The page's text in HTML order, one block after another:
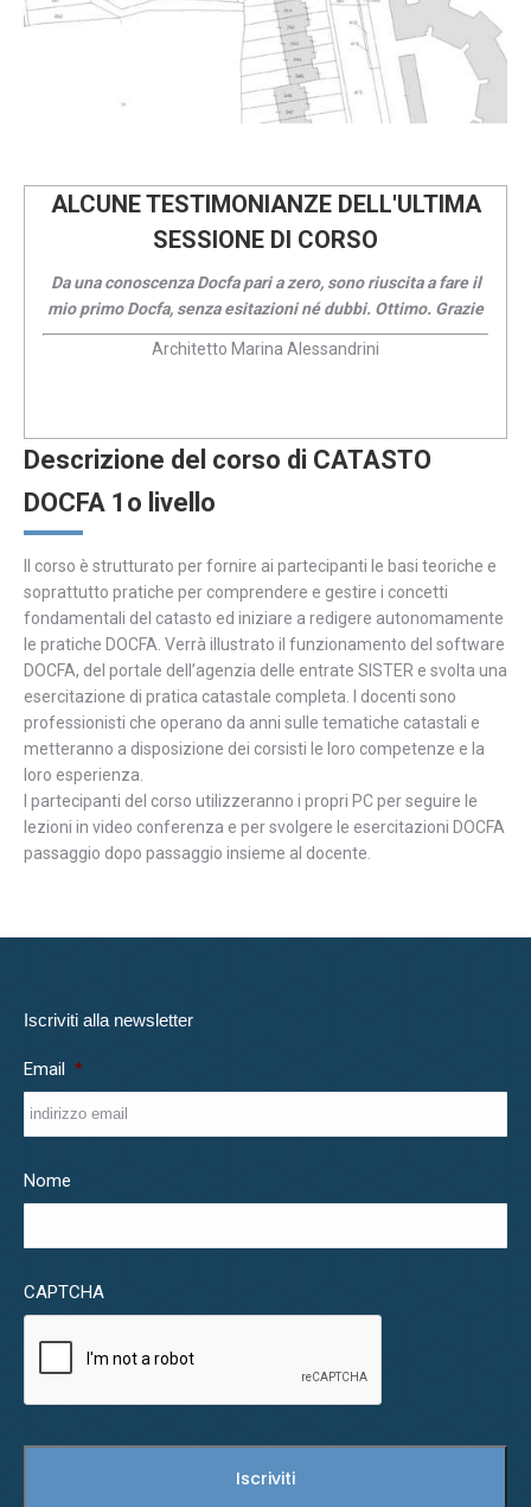
ALCUNE TESTIMONIANZE DELL'ULTIMA
SESSIONE DI CORSO
Da una conoscenza Docfa pari a zero, sono riuscita a fare il
mio primo Docfa, senza esitazioni né dubbi. Ottimo. Grazie
Architetto Marina Alessandrini
Descrizione del corso di CATASTO
DOCFA 1o livello
Il corso è strutturato per fornire ai partecipanti le basi teoriche e
soprattutto pratiche per comprendere e gestire i concetti
fondamentali del catasto ed iniziare a redigere autonomamente
le pratiche DOCFA. Verrà illustrato il funzionamento del software
DOCFA, del portale dell’agenzia delle entrate SISTER e svolta una
esercitazione di pratica catastale completa. I docenti sono
professionisti che operano da anni sulle tematiche catastali e
metteranno a disposizione dei corsisti le loro competenze e la
loro esperienza.
I partecipanti del corso utilizzeranno i propri PC per seguire le
lezioni in video conferenza e per svolgere le esercitazioni DOCFA
passaggio dopo passaggio insieme al docente.
Iscriviti alla newsletter
Email *
Nome
CAPTCHA